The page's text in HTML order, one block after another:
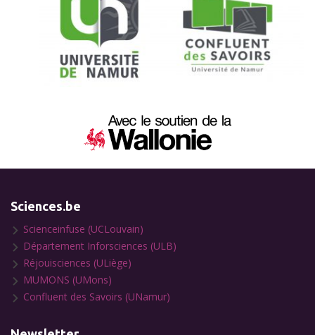
Sciences.be
Scienceinfuse (UCLouvain)
Département Inforsciences (ULB)
Réjouisciences (ULiège)
MUMONS (UMons)
Confluent des Savoirs (UNamur)